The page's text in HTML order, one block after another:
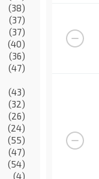
(38)
(37)
(37)
(40)
(36)
(47)
(43)
(32)
(26)
(24)
(55)
(47)
(54)
(4)